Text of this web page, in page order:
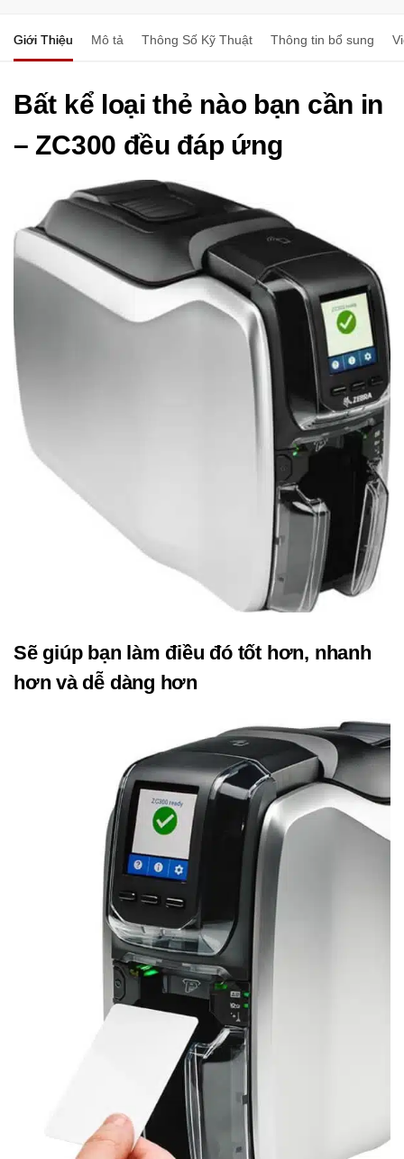
Giới Thiệu Mô tả Thông Số Kỹ Thuật Thông tin bổ sung
Bất kể loại thẻ nào bạn cần in
– ZC300 đều đáp ứng
Sẽ giúp bạn làm điều đó tốt hơn, nhanh
hơn và dễ dàng hơn